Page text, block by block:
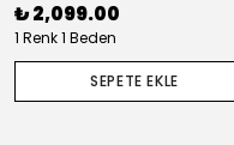
₺ 2,099.00
1 Renk 1 Beden
SEPETE EKLE